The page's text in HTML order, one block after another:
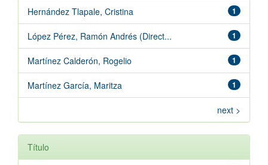
1
Hernández Tlapale, Cristina
1
López Pérez, Ramón Andrés (Direct...
1
Martínez Calderón, Rogelio
1
Martínez García, Maritza
next >
Título